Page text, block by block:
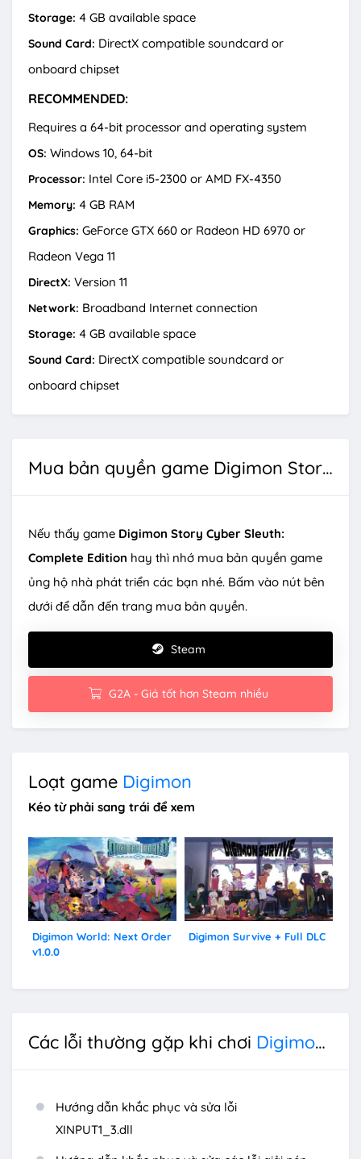
Storage: 4 GB available space
Sound Card: DirectX compatible soundcard or
onboard chipset
RECOMMENDED:
Requires a 64-bit processor and operating system
OS: Windows 10, 64-bit
Processor: Intel Core i5-2300 or AMD FX-4350
Memory: 4 GB RAM
Graphics: GeForce GTX 660 or Radeon HD 6970 or
Radeon Vega 11
DirectX: Version 11
Network: Broadband Internet connection
Storage: 4 GB available space
Sound Card: DirectX compatible soundcard or
onboard chipset
Mua bản quyền game Digimon Story Cyber Sleuth: Complete Edition
Nếu thấy game Digimon Story Cyber Sleuth:
Complete Edition hay thì nhớ mua bản quyền game
ủng hộ nhà phát triển các bạn nhé. Bấm vào nút bên
dưới để dẫn đến trang mua bản quyền.
Steam
G2A - Giá tốt hơn Steam nhiều
Loạt game Digimon
Kéo từ phải sang trái để xem
Digimon World: Next Order
v1.0.0
Digimon Survive + Full DLC
Các lỗi thường gặp khi chơi Digimon Story Cyber Sleuth: Complete Edition
Hướng dẫn khắc phục và sửa lỗi
XINPUT1_3.dll